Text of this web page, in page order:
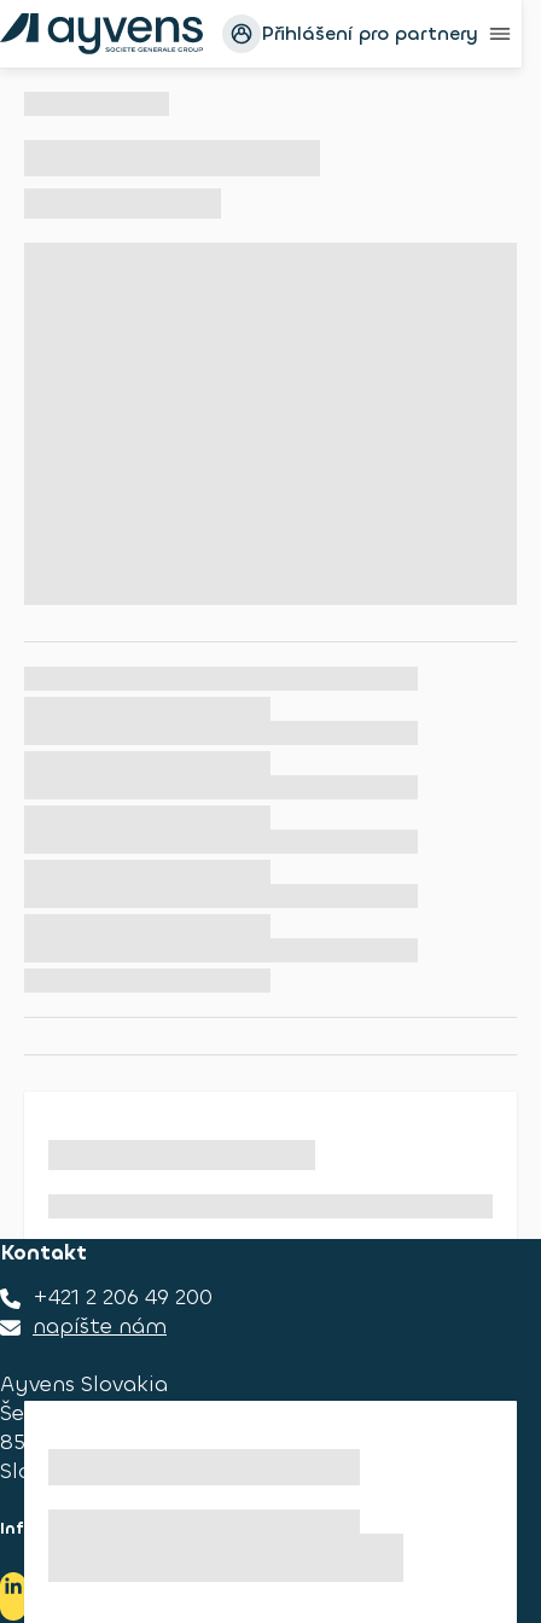
Přihlášení pro partnery
Kontakt
+421 2 206 49 200
napíšte nám
Ayvens Slovakia
Ševčenkova 34
851 01 Bratislava
Slovakia
Informace pro spotřebitele